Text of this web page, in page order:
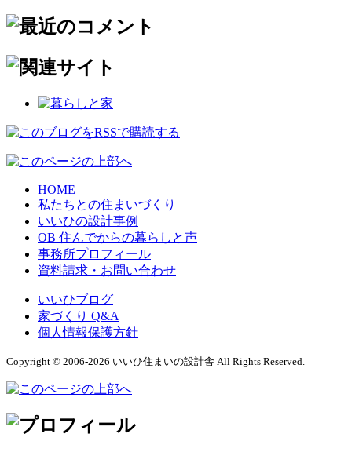
HOME
私たちとの住まいづくり
いいひの設計事例
OB 住んでからの暮らしと声
事務所プロフィール
資料請求・お問い合わせ
いいひブログ
家づくり Q&A
個人情報保護方針
Copyright © 2006-2026 いいひ住まいの設計舎 All Rights Reserved.